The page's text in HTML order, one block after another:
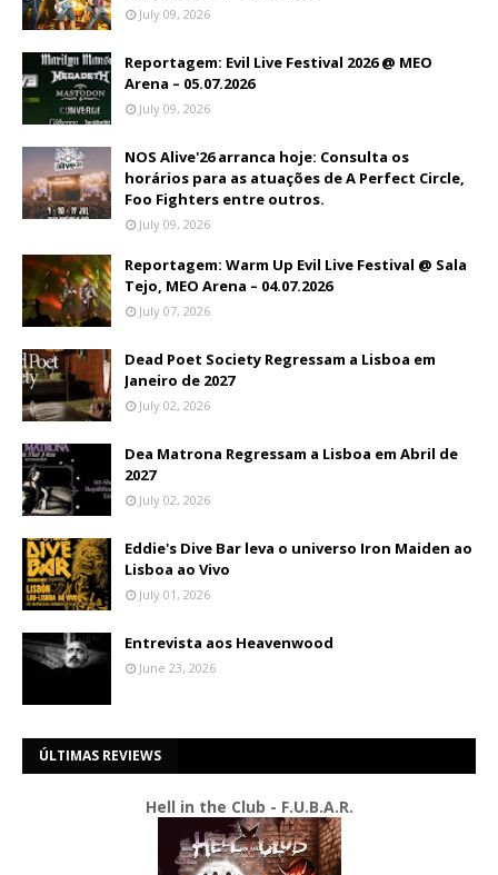
July 09, 2026
Reportagem: Evil Live Festival 2026 @ MEO
Arena – 05.07.2026
July 09, 2026
NOS Alive'26 arranca hoje: Consulta os
horários para as atuações de A Perfect Circle,
Foo Fighters entre outros.
July 09, 2026
Reportagem: Warm Up Evil Live Festival @ Sala
Tejo, MEO Arena – 04.07.2026
July 07, 2026
Dead Poet Society Regressam a Lisboa em
Janeiro de 2027
July 02, 2026
Dea Matrona Regressam a Lisboa em Abril de
2027
July 02, 2026
Eddie's Dive Bar leva o universo Iron Maiden ao
Lisboa ao Vivo
July 01, 2026
Entrevista aos Heavenwood
June 23, 2026
ÚLTIMAS REVIEWS
Hell in the Club - F.U.B.A.R.